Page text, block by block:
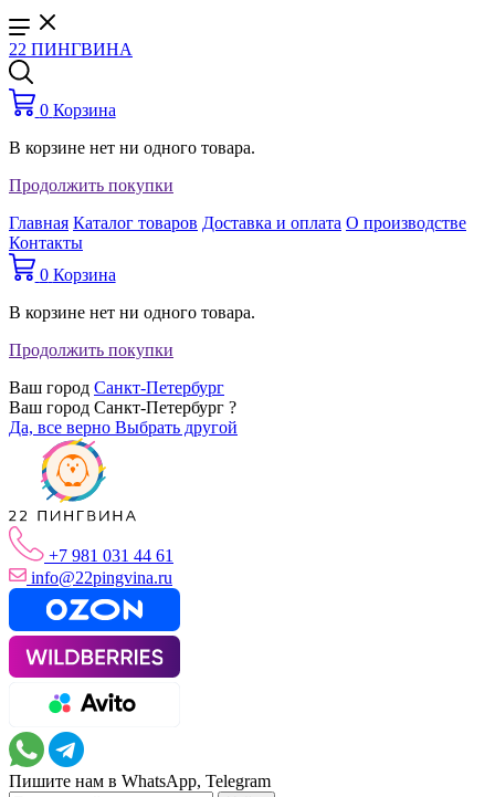
22 ПИНГВИНА
0 Корзина
В корзине нет ни одного товара.
Продолжить покупки
Главная Каталог товаров Доставка и оплата О производстве
Контакты
0 Корзина
В корзине нет ни одного товара.
Продолжить покупки
Ваш город Санкт-Петербург
Ваш город Санкт-Петербург ?
Да, все верно Выбрать другой
+7 981 031 44 61
info@22pingvina.ru
Пишите нам в WhatsApp, Telegram